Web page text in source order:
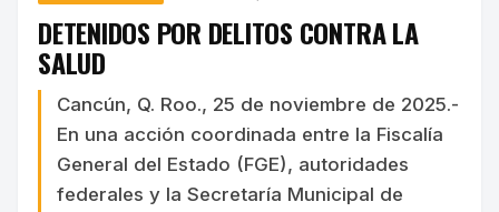
DETENIDOS POR DELITOS CONTRA LA
SALUD
Cancún, Q. Roo., 25 de noviembre de 2025.-
En una acción coordinada entre la Fiscalía
General del Estado (FGE), autoridades
federales y la Secretaría Municipal de